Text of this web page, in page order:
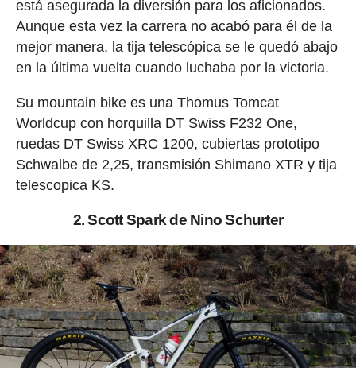
está asegurada la diversión para los aficionados.
Aunque esta vez la carrera no acabó para él de la
mejor manera, la tija telescópica se le quedó abajo
en la última vuelta cuando luchaba por la victoria.
Su mountain bike es una Thomus Tomcat
Worldcup con horquilla DT Swiss F232 One,
ruedas DT Swiss XRC 1200, cubiertas prototipo
Schwalbe de 2,25, transmisión Shimano XTR y tija
telescopica KS.
2. Scott Spark de Nino Schurter